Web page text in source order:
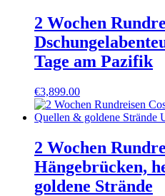
2 Wochen
Tage am Pazifik
€3,899.00
2 Wochen
Hängebrücken,
goldene Strände